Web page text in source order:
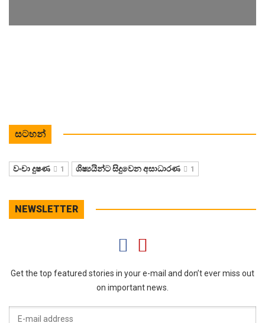
සටහන්
වංචා දුෂණ 1 ශිෂ්‍යයින්ට සිදුවෙන අසාධාරණ 1
NEWSLETTER
Get the top featured stories in your e-mail and don’t ever miss out
on important news.